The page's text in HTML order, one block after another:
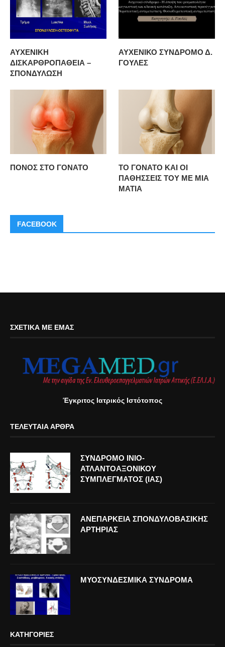
ΑΥΧΕΝΙΚΗ
ΔΙΣΚΑΡΘΡΟΠΑΘΕΙΑ –
ΣΠΟΝΔΥΛΩΣΗ
ΑΥΧΕΝΙΚΟ ΣΥΝΔΡΟΜΟ Δ.
ΓΟΥΛΕΣ
ΠΟΝΟΣ ΣΤΟ ΓΟΝΑΤΟ
ΤΟ ΓΟΝΑΤΟ ΚΑΙ ΟΙ
ΠΑΘΗΣΣΕΙΣ ΤΟΥ ΜΕ ΜΙΑ
ΜΑΤΙΑ
FACEBOOK
ΣΧΕΤΙΚΆ ΜΕ ΕΜΆΣ
Έγκριτος Ιατρικός Ιστότοπος
ΤΕΛΕΥΤΑΊΑ ΆΡΘΡΑ
ΣΥΝΔΡΟΜΟ ΙΝΙΟ-
ΑΤΛΑΝΤΟΑΞΟΝΙΚΟΥ
ΣΥΜΠΛΕΓΜΑΤΟΣ (ΙΑΣ)
ΑΝΕΠΑΡΚΕΙΑ ΣΠΟΝΔΥΛΟΒΑΣΙΚΗΣ
ΑΡΤΗΡΙΑΣ
ΜΥΟΣΥΝΔΕΣΜΙΚΑ ΣΥΝΔΡΟΜΑ
ΚΑΤΗΓΟΡΊΕΣ